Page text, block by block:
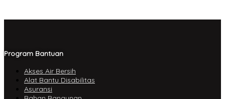
Program Bantuan
Akses Air Bersih
Alat Bantu Disabilitas
Asuransi